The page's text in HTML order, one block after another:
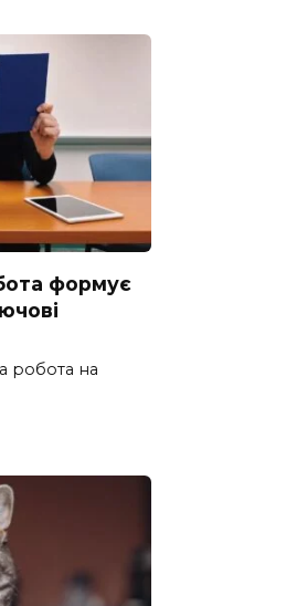
формує
робота на